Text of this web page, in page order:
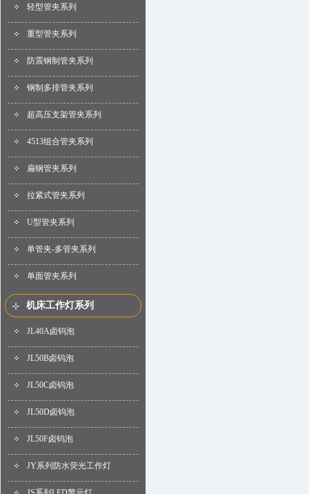
轻型管夹系列
重型管夹系列
防震钢制管夹系列
钢制多排管夹系列
超高压支架管夹系列
4513组合管夹系列
扁钢管夹系列
拉紧式管夹系列
U型管夹系列
单管夹-多管夹系列
单面管夹系列
机床工作灯系列
JL40A卤钨泡
JL50B卤钨泡
JL50C卤钨泡
JL50D卤钨泡
JL50F卤钨泡
JY系列防水荧光工作灯